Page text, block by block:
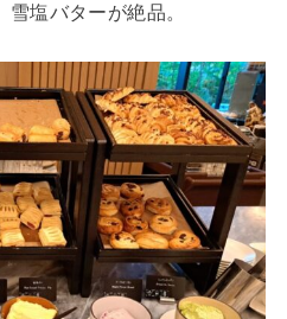
塩バターが絶品。